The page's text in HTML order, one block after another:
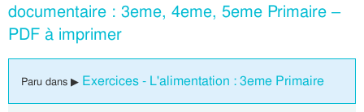
documentaire : 3eme, 4eme, 5eme Primaire –
PDF à imprimer
Paru dans ▶ Exercices - L'alimentation : 3eme Primaire